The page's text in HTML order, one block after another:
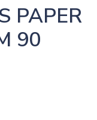
PAPER
90